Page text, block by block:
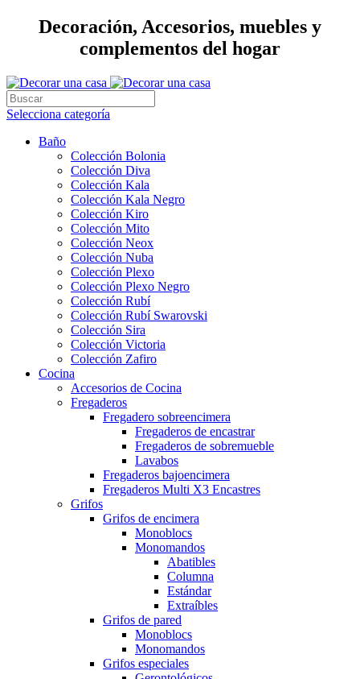
Decoración, Accesorios, muebles y
complementos del hogar
Selecciona categoría
Baño
Colección Bolonia
Colección Diva
Colección Kala
Colección Kala Negro
Colección Kiro
Colección Mito
Colección Neox
Colección Nuba
Colección Plexo
Colección Plexo Negro
Colección Rubí
Colección Rubí Swarovski
Colección Sira
Colección Victoria
Colección Zafiro
Cocina
Accesorios de Cocina
Fregaderos
Fregadero sobreencimera
Fregaderos de encastrar
Fregaderos de sobremueble
Lavabos
Fregaderos bajoencimera
Fregaderos Multi X3 Encastres
Grifos
Grifos de encimera
Monoblocs
Monomandos
Abatibles
Columna
Estándar
Extraíbles
Grifos de pared
Monoblocs
Monomandos
Grifos especiales